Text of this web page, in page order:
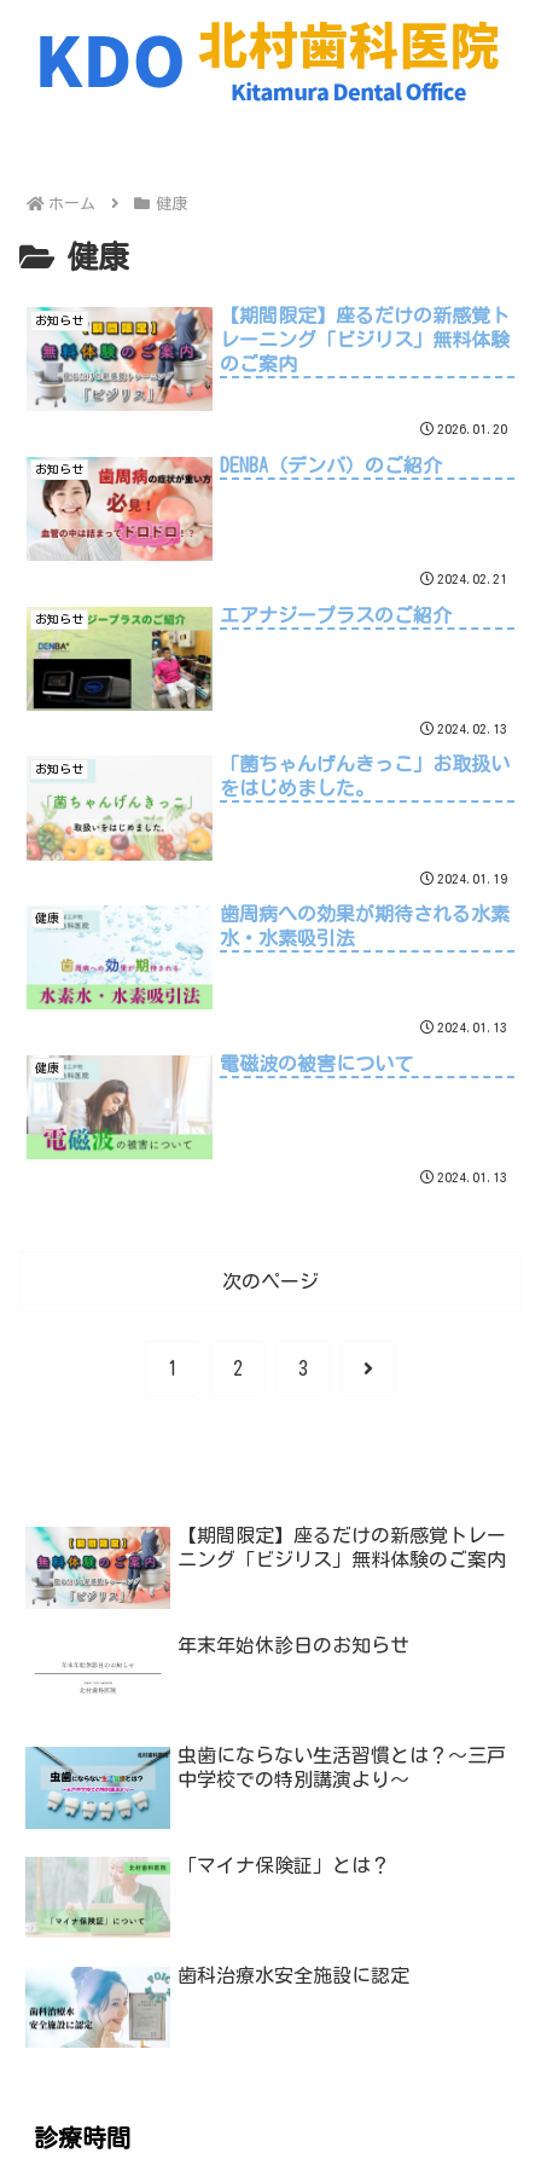
ホーム 健康
健康
お知らせ
【期間限定】座るだけの新感覚ト
レーニング「ビジリス」無料体験
のご案内
2026.01.20
お知らせ DENBA（デンバ）のご紹介
2024.02.21
お知らせ エアナジープラスのご紹介
2024.02.13
お知らせ
「菌ちゃんげんきっこ」お取扱い
をはじめました。
2024.01.19
健康
歯周病への効果が期待される水素
水・水素吸引法
2024.01.13
健康 電磁波の被害について
2024.01.13
次のページ
1 2 3 次
【期間限定】座るだけの新感覚トレー
ニング「ビジリス」無料体験のご案内
年末年始休診日のお知らせ
虫歯にならない生活習慣とは？〜三戸
中学校での特別講演より〜
「マイナ保険証」とは？
歯科治療水安全施設に認定
診療時間